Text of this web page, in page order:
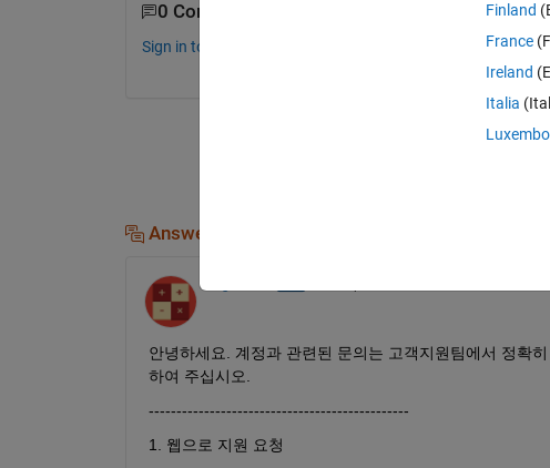
0 Comments
Sign in to comment.
Answers (1)
안녕하세요. 계정과 관련된 문의는 고객지원팀에서 정확
하여 주십시오.
-----------------------------------------------
1. 웹으로 지원 요청
Finland
France
Ireland
Italia